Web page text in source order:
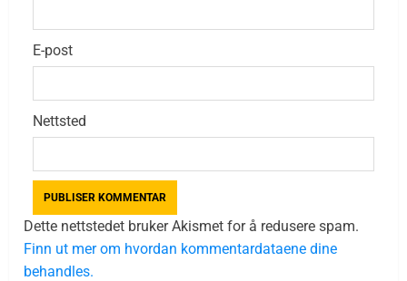
E-post
Nettsted
Dette nettstedet bruker Akismet for å redusere spam.
Finn ut mer om hvordan kommentardataene dine
behandles.